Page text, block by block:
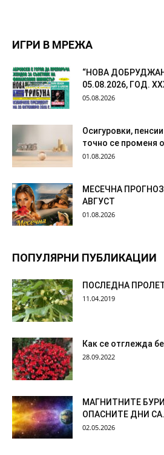
ИГРИ В МРЕЖА
“НОВА
05.08.2026, ГОД.
05.08.2026
Осигуровки,
точно се променя
01.08.2026
МЕСЕЧНА
АВГУСТ
01.08.2026
ПОПУЛЯРНИ ПУБЛИКАЦИИ
ПОСЛЕДНА
11.04.2019
Как се отглежда
28.09.2022
МАГНИТНИТЕ
ОПАСНИТЕ ДНИ
02.05.2026